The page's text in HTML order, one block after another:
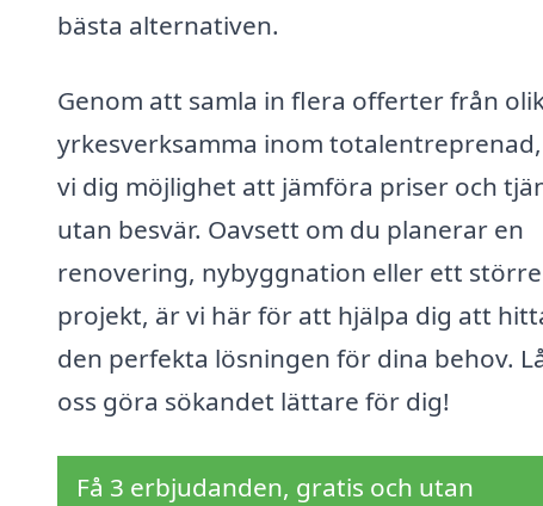
bästa alternativen.
Genom att samla in flera offerter från
yrkesverksamma inom
vi dig möjlighet att jämföra priser och
utan besvär. Oavsett om du planerar en
renovering, nybyggnation eller ett större
projekt, är vi här för att hjälpa dig att
den perfekta lösningen för dina behov.
oss göra sökandet lättare för dig!
Få 3 erbjudanden, gratis och utan